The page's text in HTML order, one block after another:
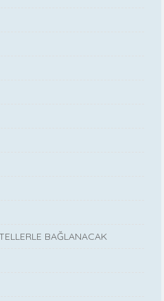
BAĞLANACAK